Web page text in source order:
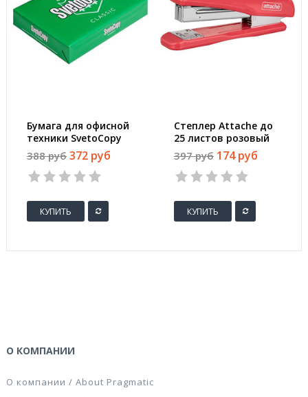
Бумага для офисной
техники SvetoCopy
(A4, марка C, 80 г/
кв.м, 500 листов)
388 руб 372 руб
КУПИТЬ
Степлер Attache до
25 листов розовый
397 руб 174 руб
КУПИТЬ
О КОМПАНИИ
О компании / About Pragmatic